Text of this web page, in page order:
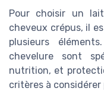
Pour choisir un
cheveux crépus, il
plusieurs
chevelure sont
nutrition, et
critères à